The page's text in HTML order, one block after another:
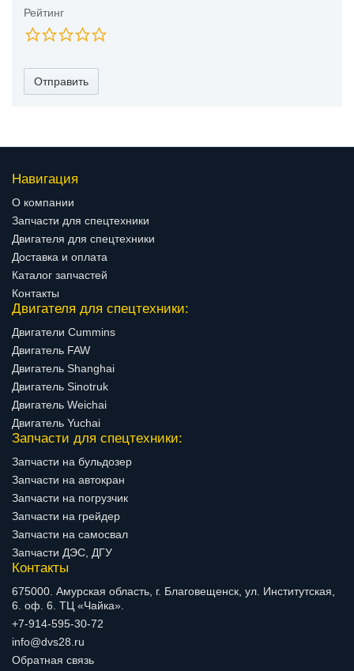
Рейтинг
Отправить
Навигация
О компании
Запчасти для спецтехники
Двигателя для спецтехники
Доставка и оплата
Каталог запчастей
Контакты
Двигателя для спецтехники:
Двигатели Cummins
Двигатель FAW
Двигатель Shanghai
Двигатель Sinotruk
Двигатель Weichai
Двигатель Yuchai
Запчасти для спецтехники:
Запчасти на бульдозер
Запчасти на автокран
Запчасти на погрузчик
Запчасти на грейдер
Запчасти на самосвал
Запчасти ДЭС, ДГУ
Контакты
675000. Амурская область, г. Благовещенск, ул. Институтская,
6. оф. 6. ТЦ «Чайка».
+7-914-595-30-72
info@dvs28.ru
Обратная связь